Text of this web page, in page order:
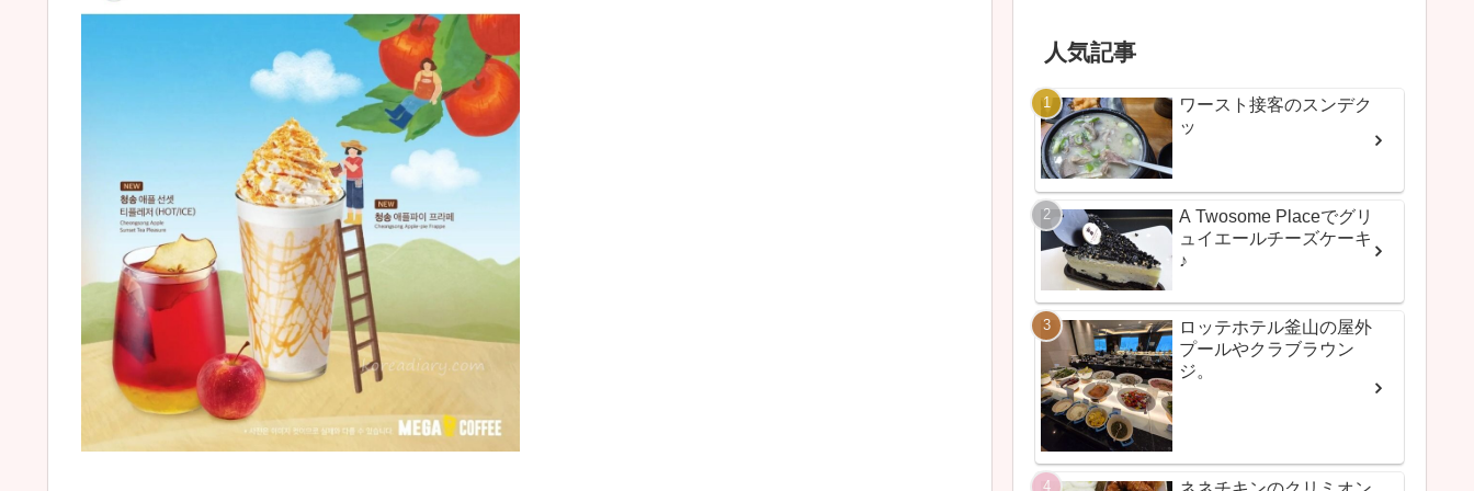
人気記事
ワースト接客のスンデク
ッ
A Twosome Placeでグリ
ュイエールチーズケーキ
♪
ロッテホテル釜山の屋外
プールやクラブラウン
ジ。